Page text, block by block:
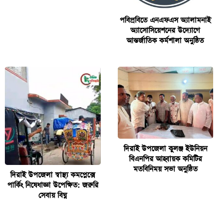
পবিপ্রবিতে এনএফএস অ্যালামনাই
অ্যাসোসিয়েশনের উদ্যোগে
আন্তর্জাতিক কর্মশালা অনুষ্ঠিত
দিরাই উপজেলা স্বাস্থ্য কমপ্লেক্সে
পার্কিং নিষেধাজ্ঞা উপেক্ষিত: জরুরি
সেবায় বিঘ্ন
দিরাই উপজেলা কুলঞ্জ ইউনিয়ন
বিএনপির আহ্বায়ক কমিটির
মতবিনিময় সভা অনুষ্ঠিত